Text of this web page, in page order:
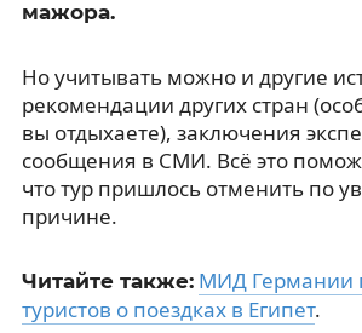
мажора.
Но учитывать можно и другие
рекомендации других стран
вы отдыхаете), заключения
сообщения в СМИ. Всё это
что тур пришлось отменить по
причине.
Читайте также: МИД Германии
туристов о поездках в Египет.